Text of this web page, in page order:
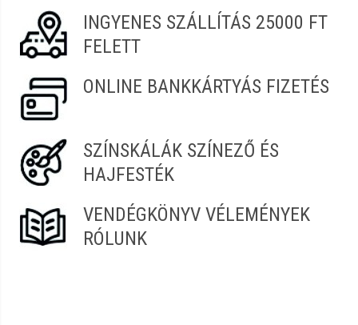
INGYENES SZÁLLÍTÁS 25000 FT
FELETT
ONLINE BANKKÁRTYÁS FIZETÉS
SZÍNSKÁLÁK SZÍNEZŐ ÉS
HAJFESTÉK
VENDÉGKÖNYV VÉLEMÉNYEK
RÓLUNK